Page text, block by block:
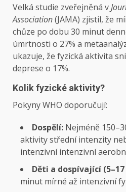
Velká studie zveřejněná v
Association(JAMA) zjistil, že
chůze po dobu 30 minut
úmrtnosti o 27% a
ukazuje, že fyzická aktivita
deprese o 17%.
Kolik fyzické aktivity?
Pokyny WHO doporučují:
Dospělí: Nejméně
aktivity střední intenzity
intenzivní intenzivní
Děti a dospívající
minut mírné až intenzivní